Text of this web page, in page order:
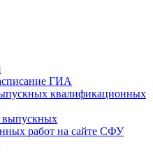
ГИА
квалификационных
работ на сайте СФУ